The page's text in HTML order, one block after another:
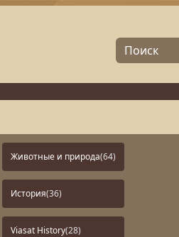
Животные и природа(64)
История(36)
Viasat History(28)